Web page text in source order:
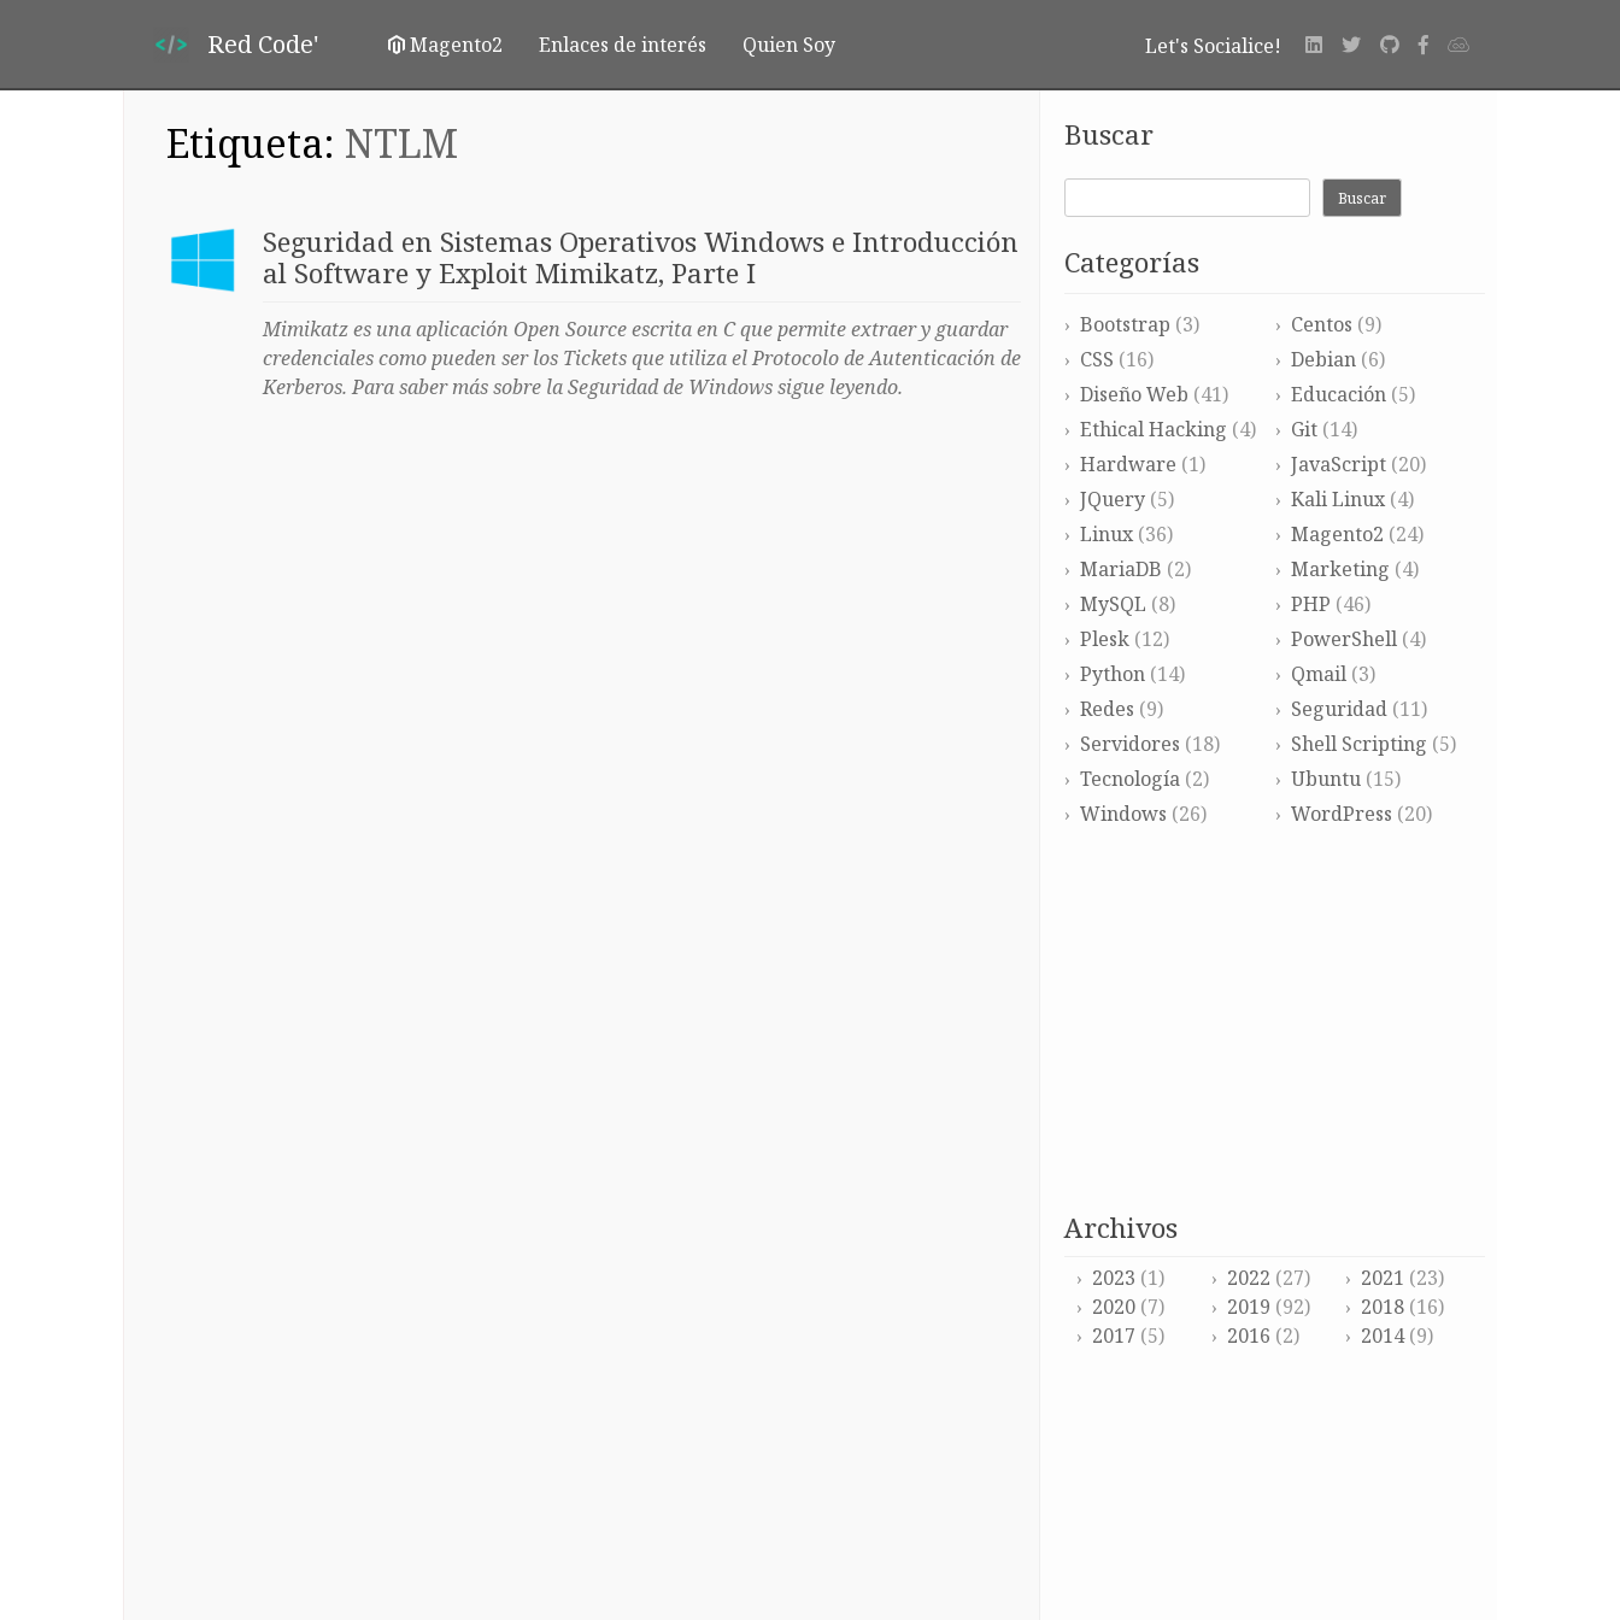
Red Code' Magento2 Enlaces de interés Quien Soy Let's Socialice!
Etiqueta: NTLM
Seguridad en Sistemas Operativos Windows e Introducción
al Software y Exploit Mimikatz, Parte I
Mimikatz es una aplicación Open Source escrita en C que permite extraer y guardar
credenciales como pueden ser los Tickets que utiliza el Protocolo de Autenticación de
Kerberos. Para saber más sobre la Seguridad de Windows sigue leyendo.
Buscar
Buscar
Categorías
Bootstrap (3) Centos (9)
CSS (16) Debian(6)
Diseño Web (41) Educación(5)
Ethical Hacking (4) Git(14)
Hardware (1) JavaScript(20)
JQuery (5) Kali Linux(4)
Linux (36) Magento2 (24)
MariaDB (2) Marketing (4)
MySQL (8) PHP (46)
Plesk (12) PowerShell(4)
Python (14) Qmail(3)
Redes (9) Seguridad(11)
Servidores (18) Shell Scripting (5)
Tecnología (2) Ubuntu(15)
Windows (26) WordPress (20)
archivos
2023 (1) 2022 (27) 2021 (23)
2020 (7) 2019 (92) 2018 (16)
2017 (5) 2016 (2) 2014(9)